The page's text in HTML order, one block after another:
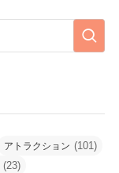
アトラクション (101)
(23)